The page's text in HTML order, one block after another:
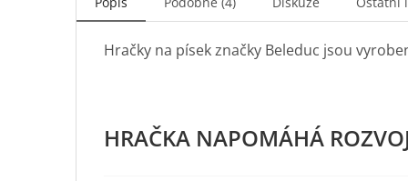
Hračky na písek značky Beleduc jsou